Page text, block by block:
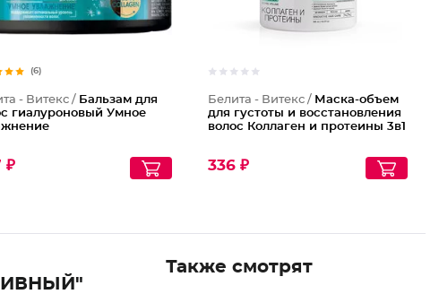
(6)
- Витекс / Бальзам для
гиалуроновый Умное
₽
Белита - Витекс / Маска-объем
для густоты и восстановления
волос Коллаген и протеины 3в1
336 ₽
Также смотрят